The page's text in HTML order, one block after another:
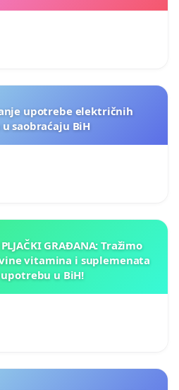
upotrebe električnih
saobraćaju BiH
GRAĐANA: Tražimo
vitamina i suplemenata
u BiH!